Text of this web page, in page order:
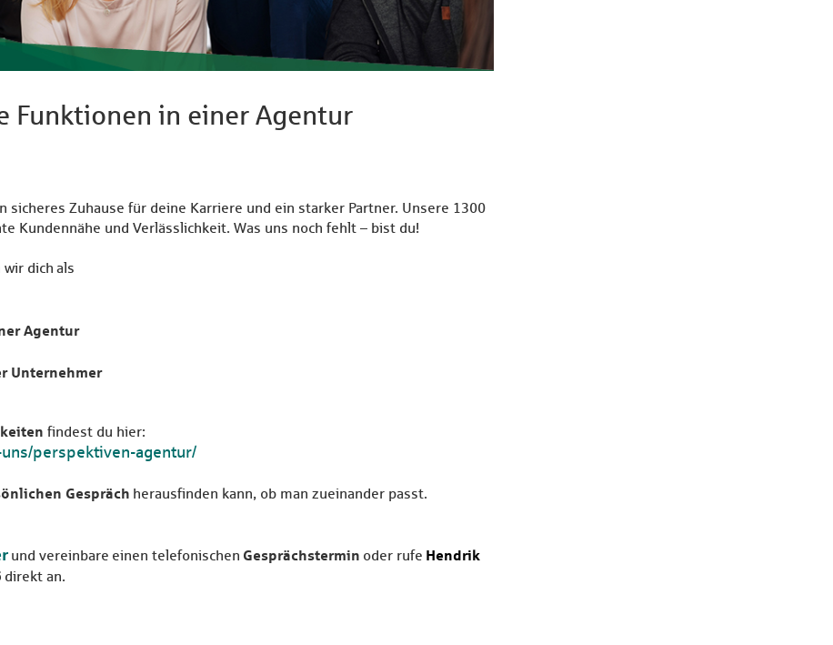
in einer Agentur
sicheres Zuhause für deine Karriere und ein starker Partner. Unsere 1300
Kundennähe und Verlässlichkeit. Was uns noch fehlt – bist du!
dich als
Agentur
Unternehmer
findest du hier:
perspektiven-agentur/
Gespräch herausfinden kann, ob man zueinander passt.
und vereinbare einen telefonischen Gesprächstermin oder rufe Hendrik
direkt an.